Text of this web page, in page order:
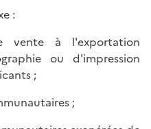
:
vente à l'exportation
ou d'impression
;
;